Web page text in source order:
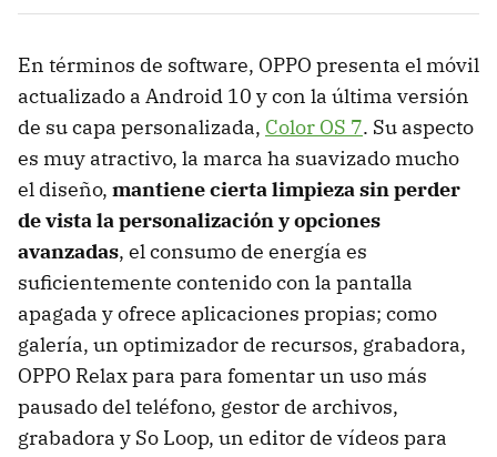
En términos de software, OPPO presenta el móvil
actualizado a Android 10 y con la última versión
de su capa personalizada, Color OS 7. Su aspecto
es muy atractivo, la marca ha suavizado mucho
el diseño, mantiene cierta limpieza sin perder
de vista la personalización y opciones
avanzadas, el consumo de energía es
suficientemente contenido con la pantalla
apagada y ofrece aplicaciones propias; como
galería, un optimizador de recursos, grabadora,
OPPO Relax para para fomentar un uso más
pausado del teléfono, gestor de archivos,
grabadora y So Loop, un editor de vídeos para